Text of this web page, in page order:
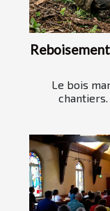
Le bois
chantiers.